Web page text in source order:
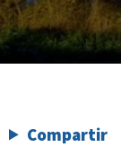
Compartir